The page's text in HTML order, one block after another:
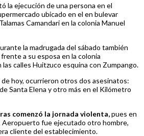
la ejecución de una persona en el
ubicado en el en bulevar
Camandari en la colonia Manuel
la madrugada del sábado también
a su esposa en la colonia
calles Huitzuco esquina con Zumpango.
de hoy, ocurrieron otros dos asesinatos:
Santa Elena y otro más en el Kilómetro
comenzó la jornada violenta,pues en
Aeropuerto fue ejecutado otro hombre,
cliente del establecimiento.